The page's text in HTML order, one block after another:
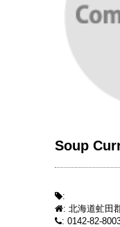
Soup
:
: 北海道虻田
: 0142-82-